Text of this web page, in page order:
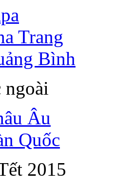
Trang
Bình
Âu
Quốc
2015